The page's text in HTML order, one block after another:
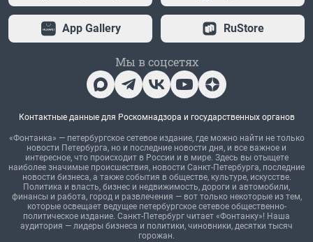
App Gallery RuStore
Мы в соцсетях
Контактные данные для Роскомнадзора и государственных органов
«Фонтанка» — петербургское сетевое издание, где можно найти не только
новости Петербурга, но и последние новости дня, и все важное и
интересное, что происходит в России и в мире. Здесь вы отыщете
наиболее значимые происшествия, новости Санкт-Петербурга, последние
новости бизнеса, а также события в обществе, культуре, искусстве.
Политика и власть, бизнес и недвижимость, дороги и автомобили,
финансы и работа, город и развлечения — вот только некоторые из тем,
которые освещает ведущее петербургское сетевое общественно-
политическое издание. Санкт-Петербург читает «Фонтанку»! Наша
аудитория — лидеры бизнеса и политики, чиновники, десятки тысяч
горожан.